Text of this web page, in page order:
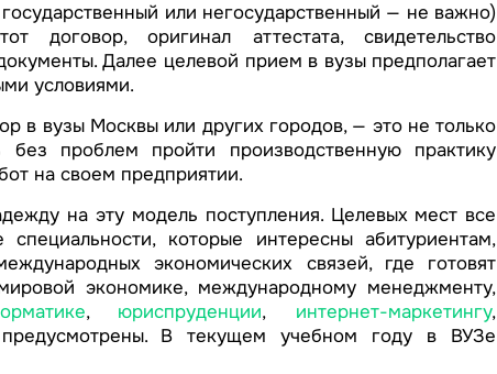
или негосударственный — не важно)
договор, оригинал аттестата, свидетельство
Далее целевой прием в вузы предполагает
условиями.
в вузы Москвы или других городов, — это не только
без проблем пройти производственную практику
на своем предприятии.
на эту модель поступления. Целевых мест все
которые интересны абитуриентам,
экономических связей, где готовят
экономике, международному менеджменту,
, юриспруденции, интернет-маркетингу,
В текущем учебном году в ВУЗе